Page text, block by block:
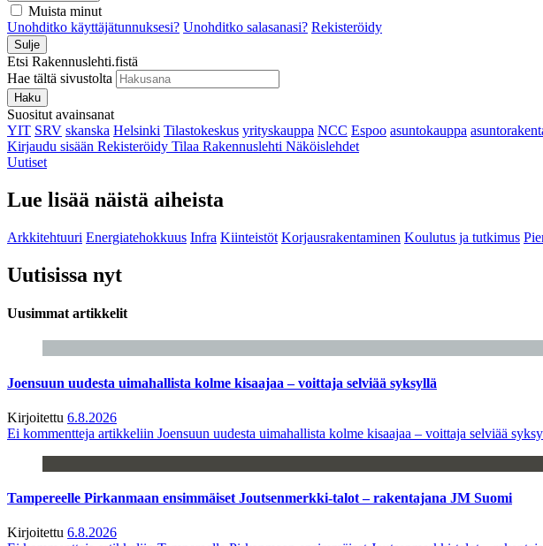
Muista minut
Unohditko käyttäjätunnuksesi? Unohditko salasanasi? Rekisteröidy
Sulje
Etsi Rakennuslehti.fistä
Hae tältä sivustolta
Haku
Suositut avainsanat
YIT SRV skanska Helsinki Tilastokeskus yrityskauppa NCC Espoo asuntokauppa
Kirjaudu sisään Rekisteröidy Tilaa Rakennuslehti Näköislehdet
Uutiset
Lue lisää näistä aiheista
Arkkitehtuuri Energiatehokkuus Infra Kiinteistöt Korjausrakentaminen Koulutus ja tutkimus
Uutisissa nyt
Uusimmat artikkelit
Joensuun uudesta uimahallista kolme kisaajaa – voittaja selviää syksyllä
Kirjoitettu 6.8.2026
Ei kommentteja artikkeliin Joensuun uudesta uimahallista kolme kisaajaa – voittaja selviää
Tampereelle Pirkanmaan ensimmäiset Joutsenmerkki-talot – rakentajana JM Suomi
Kirjoitettu 6.8.2026